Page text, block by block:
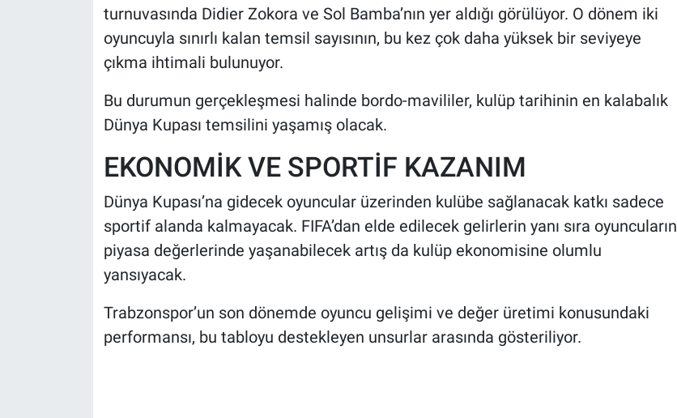
turnuvasında Didier Zokora ve Sol Bamba’nın yer aldığı görülüyor. O dönem iki
oyuncuyla sınırlı kalan temsil sayısının, bu kez çok daha yüksek bir seviyeye
çıkma ihtimali bulunuyor.
Bu durumun gerçekleşmesi halinde bordo-mavililer, kulüp tarihinin en kalabalık
Dünya Kupası temsilini yaşamış olacak.
EKONOMİK VE SPORTİF KAZANIM
Dünya Kupası’na gidecek oyuncular üzerinden kulübe sağlanacak katkı sadece
sportif alanda kalmayacak. FIFA’dan elde edilecek gelirlerin yanı sıra oyuncuların
piyasa değerlerinde yaşanabilecek artış da kulüp ekonomisine olumlu
yansıyacak.
Trabzonspor’un son dönemde oyuncu gelişimi ve değer üretimi konusundaki
performansı, bu tabloyu destekleyen unsurlar arasında gösteriliyor.